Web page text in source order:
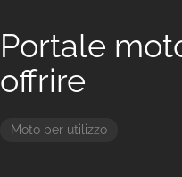
Portale
offrire
Moto per utilizzo